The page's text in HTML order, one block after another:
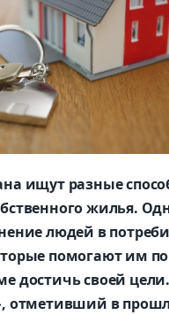
ищут разные
жилья.
людей в
помогают им по
достичь своей
отметивший в